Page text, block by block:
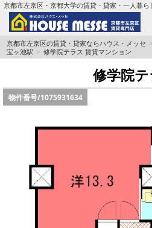
京都市左京区・京都大学の賃貸・貸家・一人暮ら
TOPページ
地域から検索
京都大学＆京都芸術大学生さん
家族で住むならマンション？賃
一人暮らしの物件特集
京都市左京区の賃貸・貸家ならハウス・メッセ
宝ヶ池駅
修学院テラス 賃貸マンション
修学院
物件番号/1075931634